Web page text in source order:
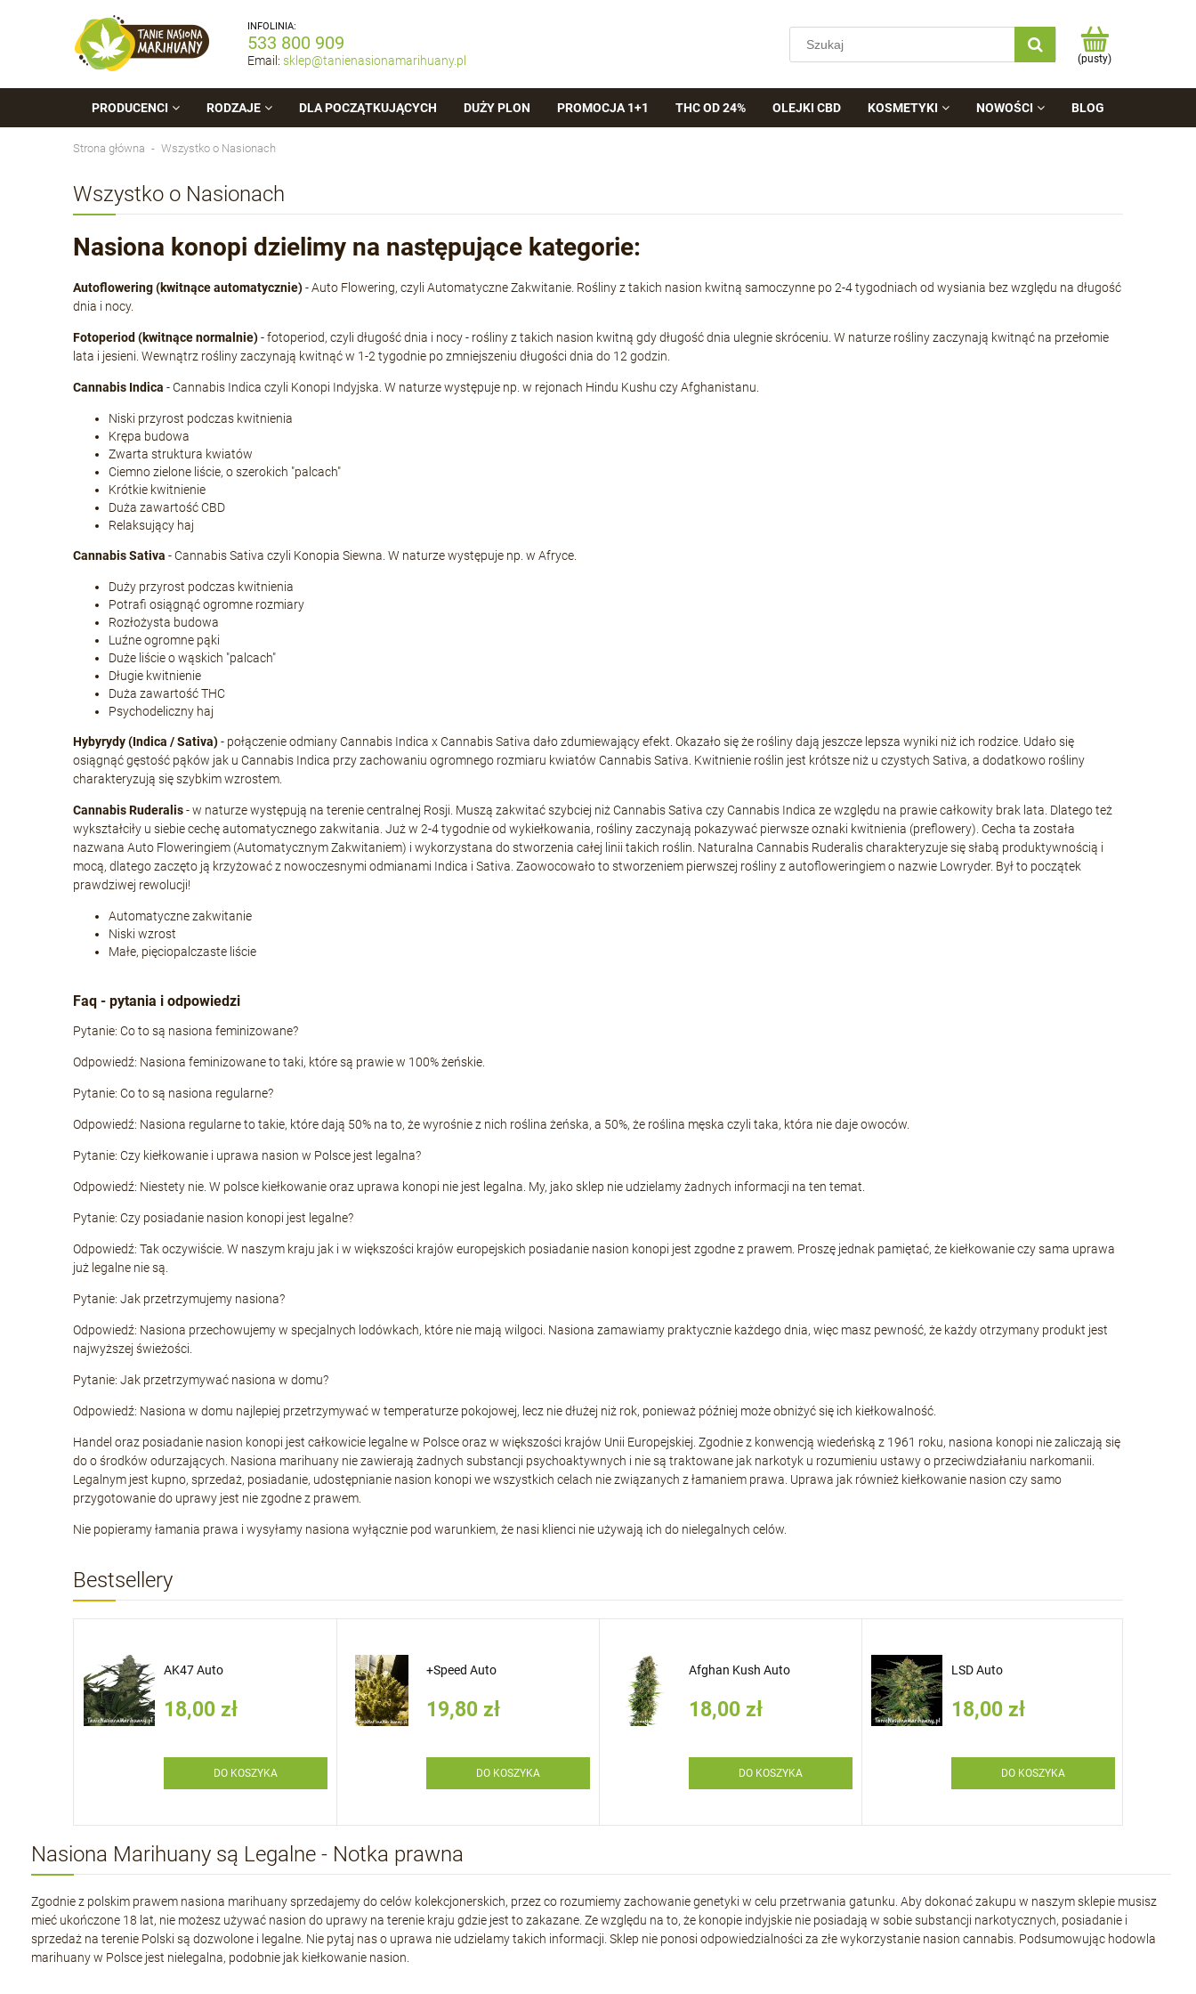
INFOLINIA:
533 800 909
Email: sklep@tanienasionamarihuany.pl (pusty)
PRODUCENCI RODZAJE DLA POCZĄTKUJĄCYCH DUŻY PLON PROMOCJA 1+1 THC OD 24% OLEJKI CBD KOSMETYKI NOWOŚCI BLOG
Strona główna Wszystko o Nasionach
Wszystko o Nasionach
Nasiona konopi dzielimy na następujące kategorie:
Autoflowering (kwitnące automatycznie)- Auto Flowering, czyli Automatyczne Zakwitanie. Rośliny z takich nasion kwitną samoczynne po 2-4 tygodniach od wysiania bez względu na długość
dnia i nocy.
Fotoperiod (kwitnące normalnie)- fotoperiod, czyli długość dnia i nocy - rośliny z takich nasion kwitną gdy długość dnia ulegnie skróceniu. W naturze rośliny zaczynają kwitnąć na przełomie
lata i jesieni. Wewnątrz rośliny zaczynają kwitnąć w 1-2 tygodnie po zmniejszeniu długości dnia do 12 godzin.
Cannabis Indica - Cannabis Indica czyli Konopi Indyjska. W naturze występuje np. w rejonach Hindu Kushu czy Afghanistanu.
Niski przyrost podczas kwitnienia
Krępa budowa
Zwarta struktura kwiatów
Ciemno zielone liście, o szerokich "palcach"
Krótkie kwitnienie
Duża zawartość CBD
Relaksujący haj
Cannabis Sativa - Cannabis Sativa czyli Konopia Siewna. W naturze występuje np. w Afryce.
Duży przyrost podczas kwitnienia
Potrafi osiągnąć ogromne rozmiary
Rozłożysta budowa
Luźne ogromne pąki
Duże liście o wąskich "palcach"
Długie kwitnienie
Duża zawartość THC
Psychodeliczny haj
Hybyrydy (Indica / Sativa)- połączenie odmiany Cannabis Indica x Cannabis Sativa dało zdumiewający efekt. Okazało się że rośliny dają jeszcze lepsza wyniki niż ich rodzice. Udało się
osiągnąć gęstość pąków jak u Cannabis Indica przy zachowaniu ogromnego rozmiaru kwiatów Cannabis Sativa. Kwitnienie roślin jest krótsze niż u czystych Sativa, a dodatkowo rośliny
charakteryzują się szybkim wzrostem.
Cannabis Ruderalis- w naturze występują na terenie centralnej Rosji. Muszą zakwitać szybciej niż Cannabis Sativa czy Cannabis Indica ze względu na prawie całkowity brak lata. Dlatego też
wykształciły u siebie cechę automatycznego zakwitania. Już w 2-4 tygodnie od wykiełkowania, rośliny zaczynają pokazywać pierwsze oznaki kwitnienia (preflowery). Cecha ta została
nazwana Auto Floweringiem (Automatycznym Zakwitaniem) i wykorzystana do stworzenia całej linii takich roślin. Naturalna Cannabis Ruderalis charakteryzuje się słabą produktywnością i
mocą, dlatego zaczęto ją krzyżować z nowoczesnymi odmianami Indica i Sativa. Zaowocowało to stworzeniem pierwszej rośliny z autofloweringiem o nazwie Lowryder. Był to początek
prawdziwej rewolucji!
Automatyczne zakwitanie
Niski wzrost
Małe, pięciopalczaste liście
Faq - pytania i odpowiedzi
Pytanie: Co to są nasiona feminizowane?
Odpowiedź: Nasiona feminizowane to taki, które są prawie w 100% żeńskie.
Pytanie: Co to są nasiona regularne?
Odpowiedź: Nasiona regularne to takie, które dają 50% na to, że wyrośnie z nich roślina żeńska, a 50%, że roślina męska czyli taka, która nie daje owoców.
Pytanie: Czy kiełkowanie i uprawa nasion w Polsce jest legalna?
Odpowiedź: Niestety nie. W polsce kiełkowanie oraz uprawa konopi nie jest legalna. My, jako sklep nie udzielamy żadnych informacji na ten temat.
Pytanie: Czy posiadanie nasion konopi jest legalne?
Odpowiedź: Tak oczywiście. W naszym kraju jak i w większości krajów europejskich posiadanie nasion konopi jest zgodne z prawem. Proszę jednak pamiętać, że kiełkowanie czy sama uprawa
już legalne nie są.
Pytanie: Jak przetrzymujemy nasiona?
Odpowiedź: Nasiona przechowujemy w specjalnych lodówkach, które nie mają wilgoci. Nasiona zamawiamy praktycznie każdego dnia, więc masz pewność, że każdy otrzymany produkt jest
najwyższej świeżości.
Pytanie: Jak przetrzymywać nasiona w domu?
Odpowiedź: Nasiona w domu najlepiej przetrzymywać w temperaturze pokojowej, lecz nie dłużej niż rok, ponieważ później może obniżyć się ich kiełkowalność.
Handel oraz posiadanie nasion konopi jest całkowicie legalne w Polsce oraz w większości krajów Unii Europejskiej. Zgodnie z konwencją wiedeńską z 1961 roku, nasiona konopi nie zaliczają się
do o środków odurzających. Nasiona marihuany nie zawierają żadnych substancji psychoaktywnych i nie są traktowane jak narkotyk u rozumieniu ustawy o przeciwdziałaniu narkomanii.
Legalnym jest kupno, sprzedaż, posiadanie, udostępnianie nasion konopi we wszystkich celach nie związanych z łamaniem prawa. Uprawa jak również kiełkowanie nasion czy samo
przygotowanie do uprawy jest nie zgodne z prawem.
Nie popieramy łamania prawa i wysyłamy nasiona wyłącznie pod warunkiem, że nasi klienci nie używają ich do nielegalnych celów.
Bestsellery
AK47 Auto
18,00 zł
DO KOSZYKA
+Speed Auto
19,80 zł
DO KOSZYKA
Afghan Kush Auto
18,00 zł
DO KOSZYKA
LSD Auto
18,00 zł
DO KOSZYKA
Nasiona Marihuany są Legalne - Notka prawna
Zgodnie z polskim prawem nasiona marihuany sprzedajemy do celów kolekcjonerskich, przez co rozumiemy zachowanie genetyki w celu przetrwania gatunku. Aby dokonać zakupu w naszym sklepie musisz
mieć ukończone 18 lat, nie możesz używać nasion do uprawy na terenie kraju gdzie jest to zakazane. Ze względu na to, że konopie indyjskie nie posiadają w sobie substancji narkotycznych, posiadanie i
sprzedaż na terenie Polski są dozwolone i legalne. Nie pytaj nas o uprawa nie udzielamy takich informacji. Sklep nie ponosi odpowiedzialności za złe wykorzystanie nasion cannabis. Podsumowując hodowla
marihuany w Polsce jest nielegalna, podobnie jak kiełkowanie nasion.